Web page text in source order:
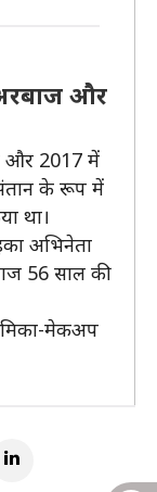
और
और 2017 में
संतान के रूप में
था।
अभिनेता
56 साल की
मेकअप